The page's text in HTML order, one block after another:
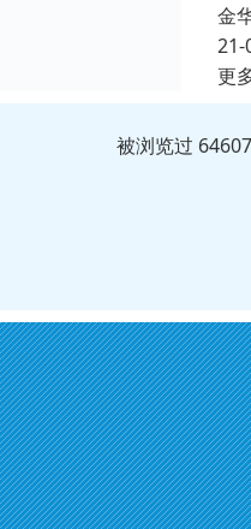
金
21-
更
被浏览过